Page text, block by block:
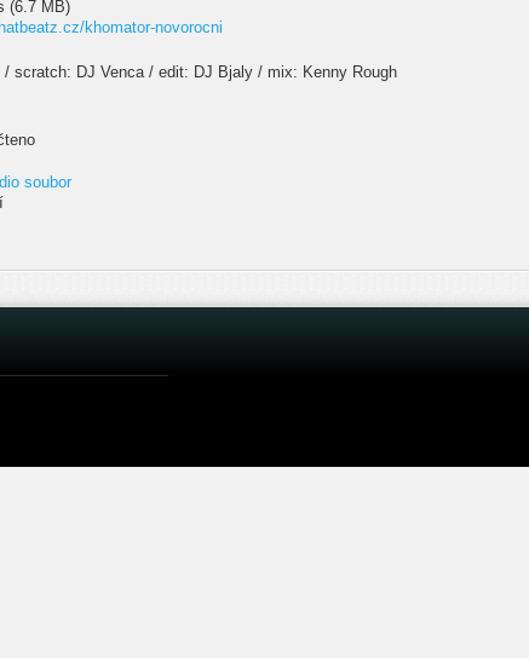
(6.7 MB)
khomator-novorocni
/ scratch: DJ Venca / edit: DJ Bjaly / mix: Kenny Rough
soubor